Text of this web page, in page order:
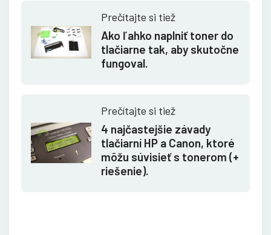
Prečítajte si tiež
Ako ľahko naplniť toner do
tlačiarne tak, aby skutočne
fungoval.
Prečítajte si tiež
4 najčastejšie závady
tlačiarní HP a Canon, ktoré
môžu súvisieť s tonerom (+
riešenie).